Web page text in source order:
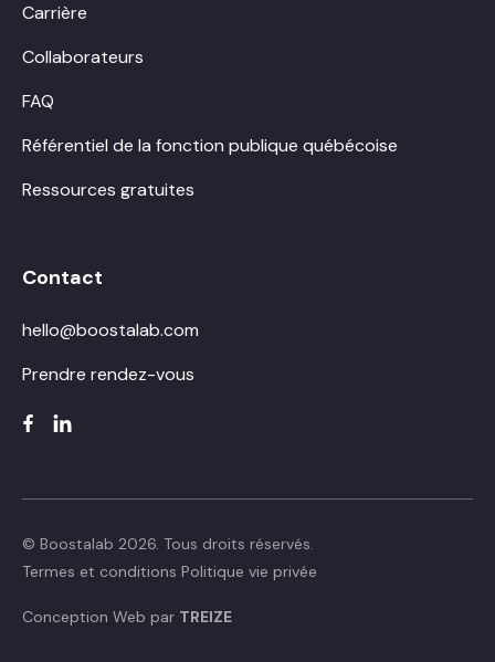
Carrière
Collaborateurs
FAQ
Référentiel de la fonction publique québécoise
Ressources gratuites
Contact
hello@boostalab.com
Prendre rendez-vous
© Boostalab 2026. Tous droits réservés.
Termes et conditions Politique vie privée
Conception Web par TREIZE